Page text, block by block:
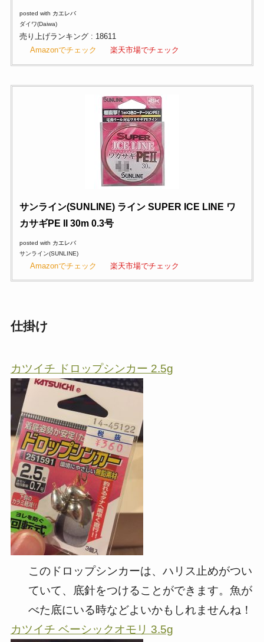
posted with カエレバ
ダイワ(Daiwa)
売り上げランキング : 18611
Amazonでチェック
楽天市場でチェック
サンライン(SUNLINE) ライン SUPER ICE LINE ワ
カサギPE II 30m 0.3号
posted with カエレバ
サンライン(SUNLINE)
Amazonでチェック 楽天市場でチェック
仕掛け
カツイチ ドロップシンカー 2.5g
このドロップシンカーは、ハリス止めがつい
ていて、底針をつけることができます。魚が
べた底にいる時などよいかもしれませんね！
カツイチ ベーシックオモリ 3.5g